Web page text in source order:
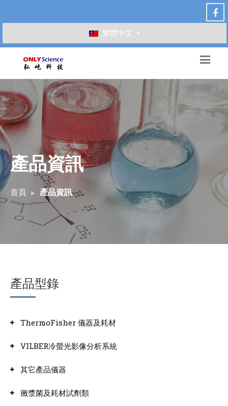
繁體中文
產品資訊
首頁 產品資訊
產品型錄
ThermoFisher 儀器及耗材
VILBER冷螢光影像分析系統
其它產品儀器
黴漿菌及耗材試劑類